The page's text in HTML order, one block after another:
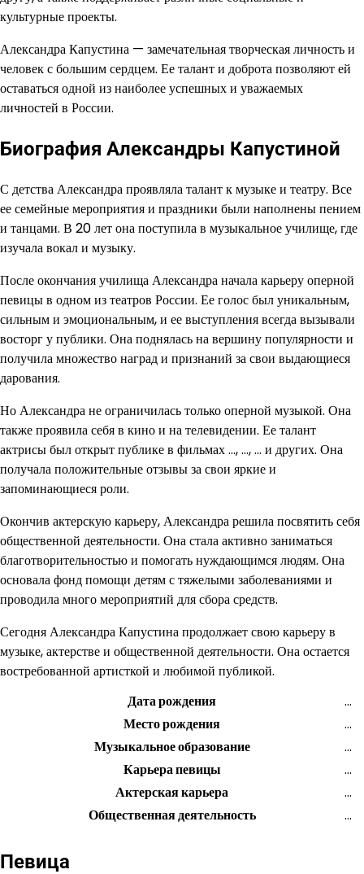
культурные проекты.
Александра Капустина — замечательная творческая личность и
человек с большим сердцем. Ее талант и доброта позволяют ей
оставаться одной из наиболее успешных и уважаемых
личностей в России.
Биография Александры Капустиной
С детства Александра проявляла талант к музыке и театру. Все
ее семейные мероприятия и праздники были наполнены пением
и танцами. В 20 лет она поступила в музыкальное училище, где
изучала вокал и музыку.
После окончания училища Александра начала карьеру оперной
певицы в одном из театров России. Ее голос был уникальным,
сильным и эмоциональным, и ее выступления всегда вызывали
восторг у публики. Она поднялась на вершину популярности и
получила множество наград и признаний за свои выдающиеся
дарования.
Но Александра не ограничилась только оперной музыкой. Она
также проявила себя в кино и на телевидении. Ее талант
актрисы был открыт публике в фильмах …, …, … и других. Она
получала положительные отзывы за свои яркие и
запоминающиеся роли.
Окончив актерскую карьеру, Александра решила посвятить себя
общественной деятельности. Она стала активно заниматься
благотворительностью и помогать нуждающимся людям. Она
основала фонд помощи детям с тяжелыми заболеваниями и
проводила много мероприятий для сбора средств.
Сегодня Александра Капустина продолжает свою карьеру в
музыке, актерстве и общественной деятельности. Она остается
востребованной артисткой и любимой публикой.
Дата рождения
…
Место рождения
…
Музыкальное образование
…
Карьера певицы
…
Актерская карьера
…
Общественная деятельность
…
Певица